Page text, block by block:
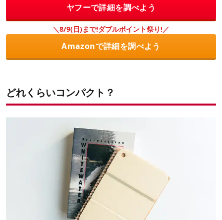
ヤフーで詳細を調べよう
＼8/9(日)まで!ダブルポイント祭り!／
Amazonで詳細を調べよう
どれくらいコンパクト？